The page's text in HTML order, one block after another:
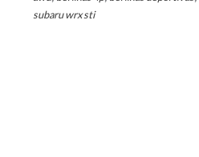
subaru wrx sti